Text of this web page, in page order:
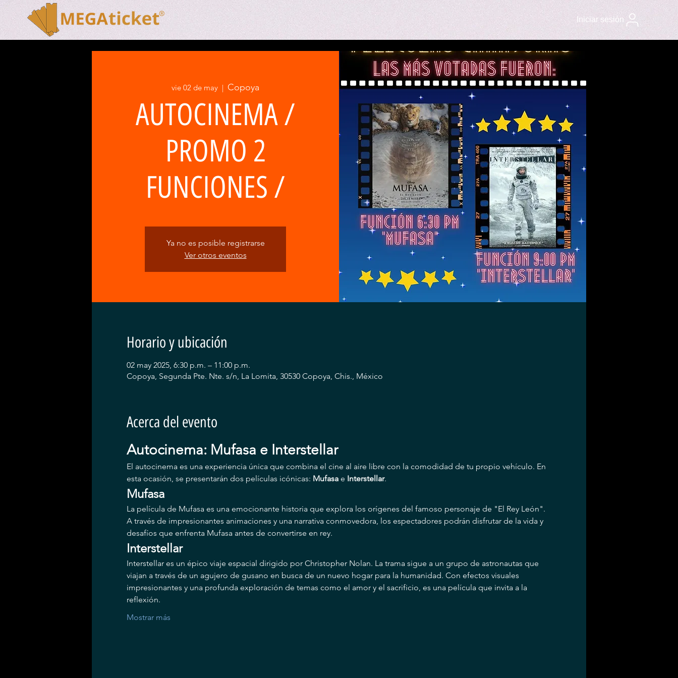
Iniciar sesión
vie 02 de may
  |
Copoya
AUTOCINEMA /
PROMO 2
FUNCIONES /
Ya no es posible registrarse
Ver otros eventos
Horario y ubicación
02 may 2025, 6:30 p.m. – 11:00 p.m.
Copoya, Segunda Pte. Nte. s/n, La Lomita, 30530 Copoya, Chis., México
Acerca del evento
Autocinema: Mufasa e Interstellar
El autocinema es una experiencia única que combina el cine al aire libre con la comodidad de tu propio vehículo. En
esta ocasión, se presentarán dos películas icónicas: Mufasa e Interstellar.
Mufasa
La película de Mufasa es una emocionante historia que explora los orígenes del famoso personaje de "El Rey León".
A través de impresionantes animaciones y una narrativa conmovedora, los espectadores podrán disfrutar de la vida y
desafíos que enfrenta Mufasa antes de convertirse en rey.
Interstellar
Interstellar es un épico viaje espacial dirigido por Christopher Nolan. La trama sigue a un grupo de astronautas que
viajan a través de un agujero de gusano en busca de un nuevo hogar para la humanidad. Con efectos visuales
impresionantes y una profunda exploración de temas como el amor y el sacrificio, es una película que invita a la
reflexión.
Mostrar más